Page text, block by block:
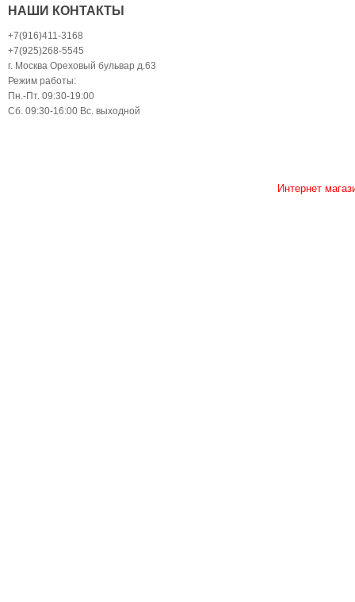
НАШИ КОНТАКТЫ
+7(916)411-3168
+7(925)268-5545
г. Москва Ореховый бульвар д.63
Режим работы:
Пн.-Пт. 09:30-19:00
Сб. 09:30-16:00 Вс. выходной
Интернет